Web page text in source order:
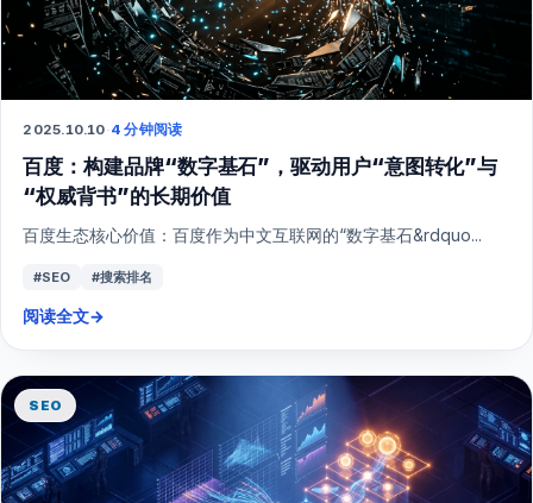
2025.10.10·4 分钟阅读
百度：构建品牌“数字基石”，驱动用户“意图转化”与
“权威背书”的长期价值
百度生态核心价值：百度作为中文互联网的“数字基石&rdquo...
#SEO #搜索排名
阅读全文→
SEO